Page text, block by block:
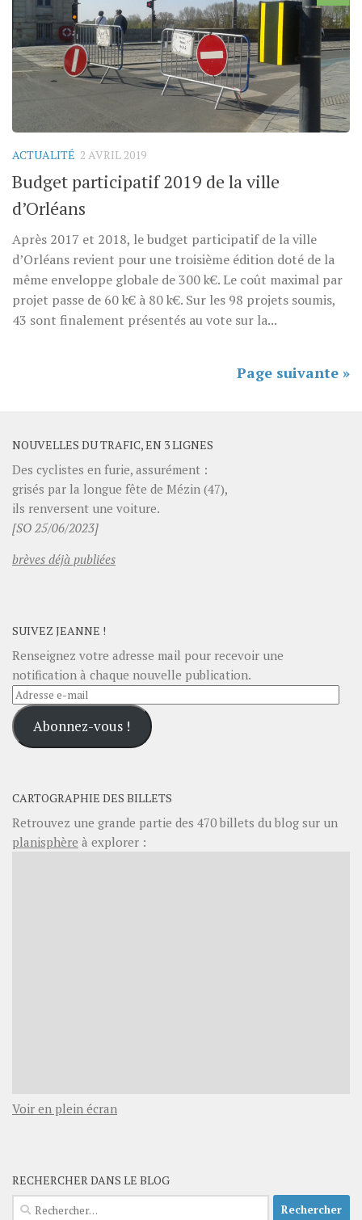
ACTUALITÉ 2 AVRIL 2019
Budget participatif 2019 de la ville
d’Orléans
Après 2017 et 2018, le budget participatif de la ville
d’Orléans revient pour une troisième édition doté de la
même enveloppe globale de 300 k€. Le coût maximal par
projet passe de 60 k€ à 80 k€. Sur les 98 projets soumis,
43 sont finalement présentés au vote sur la...
Page suivante »
NOUVELLES DU TRAFIC, EN 3 LIGNES
Des cyclistes en furie, assurément :
grisés par la longue fête de Mézin (47),
ils renversent une voiture.
[SO 25/06/2023]
brèves déjà publiées
SUIVEZ JEANNE !
Renseignez votre adresse mail pour recevoir une
notification à chaque nouvelle publication.
Adresse
e-
mailAbonnez-vous !
CARTOGRAPHIE DES BILLETS
Retrouvez une grande partie des 470billets du blog sur un
planisphère à explorer :
Voir en plein écran
RECHERCHER DANS LE BLOG
Rechercher :